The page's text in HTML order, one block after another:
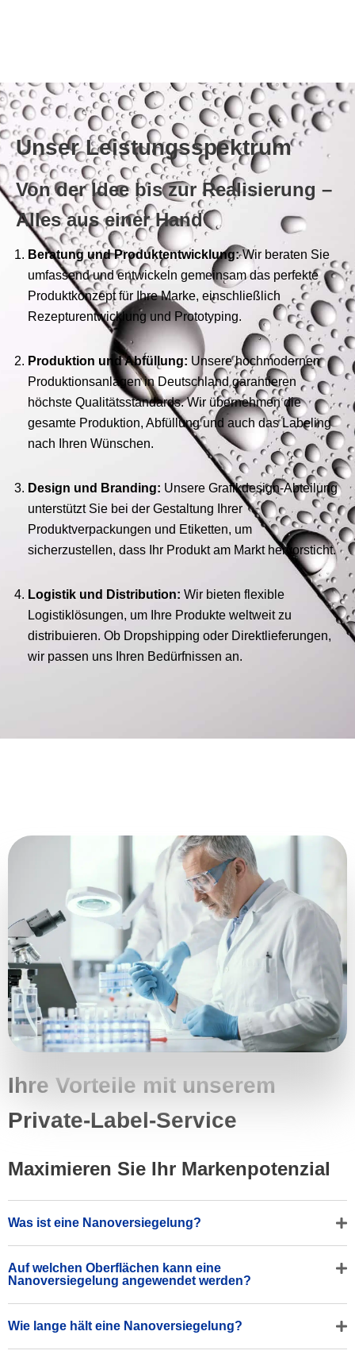
Unser Leistungsspektrum
Von der Idee bis zur Realisierung –
Alles aus einer Hand
Beratung und Produktentwicklung:Wir beraten Sie
umfassend und entwickeln gemeinsam das perfekte
Produktkonzept für Ihre Marke, einschließlich
Rezepturentwicklung und Prototyping.
Produktion und Abfüllung: Unsere hochmodernen
Produktionsanlagen in Deutschland garantieren
höchste Qualitätsstandards. Wir übernehmen die
gesamte Produktion, Abfüllung und auch das Labeling
nach Ihren Wünschen.
Design und Branding: Unsere Grafikdesign-Abteilung
unterstützt Sie bei der Gestaltung Ihrer
Produktverpackungen und Etiketten, um
sicherzustellen, dass Ihr Produkt am Markt hervorsticht.
Logistik und Distribution: Wir bieten flexible
Logistiklösungen, um Ihre Produkte weltweit zu
distribuieren. Ob Dropshipping oder Direktlieferungen,
wir passen uns Ihren Bedürfnissen an.
Ihre Vorteile mit unserem
Private-Label-Service
Maximieren Sie Ihr Markenpotenzial
Was ist eine Nanoversiegelung?
Auf welchen Oberflächen kann eine
Nanoversiegelung angewendet werden?
Wie lange hält eine Nanoversiegelung?